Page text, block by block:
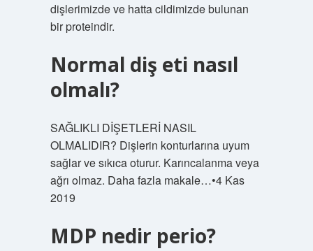
dişlerimizde ve hatta cildimizde bulunan
bir proteindir.
Normal diş eti nasıl
olmalı?
SAĞLIKLI DİŞETLERİ NASIL
OLMALIDIR? Dişlerin konturlarına uyum
sağlar ve sıkıca oturur. Karıncalanma veya
ağrı olmaz. Daha fazla makale…•4 Kas
2019
MDP nedir perio?